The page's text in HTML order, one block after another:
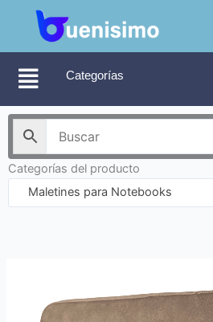
contenido
Categorías
Categorías del producto
Maletines para Notebooks